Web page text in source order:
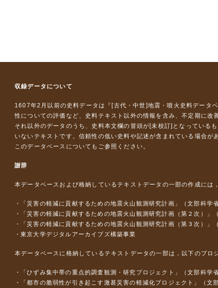
収録データについて
1607年2月以前の史料データは『 [古代・中世]地震・噴火史料データ
性についての評価など、史料テキスト以外の情報を含み、不定期に改
それ以外のデータのうち、史料本文欄の冒頭が[未校訂]となっている
いないテキストです。信頼性の低い史料や記述が含まれている場合が
このデータベースについて もご参照ください。
謝辞
本データベースおよび格納しているテキストデータの一部の作成には
「災害の軽減に貢献するための地震火山観測研究計画」（文部科学
「災害の軽減に貢献するための地震火山観測研究計画（第２次）」
「災害の軽減に貢献するための地震火山観測研究計画（第３次）」
東京大学デジタルアーカイブズ構築事業
本データベースに格納しているテキストデータの一部は，以下のプロ
「ひずみ集中帯の重点的調査観測・研究プロジェクト」（文部科
「都市の脆弱性が引き起こす激甚災害の軽減化プロジェクト」（